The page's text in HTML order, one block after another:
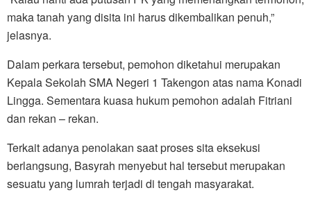
maka tanah yang disita ini harus dikembalikan penuh,”
jelasnya.
Dalam perkara tersebut, pemohon diketahui merupakan
Kepala Sekolah SMA Negeri 1 Takengon atas nama Konadi
Lingga. Sementara kuasa hukum pemohon adalah Fitriani
dan rekan – rekan.
Terkait adanya penolakan saat proses sita eksekusi
berlangsung, Basyrah menyebut hal tersebut merupakan
sesuatu yang lumrah terjadi di tengah masyarakat.